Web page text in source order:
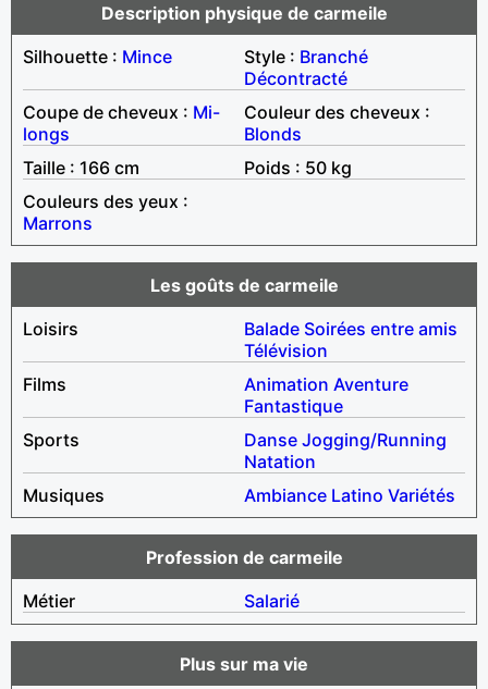
Description physique de carmeile
Silhouette : Mince Style : Branché
Décontracté
Coupe de cheveux : Mi-
longs
Couleur des cheveux :
Blonds
Taille : 166 cm
Poids : 50 kg
Couleurs des yeux :
Marrons
Les goûts de carmeile
Loisirs
Balade Soirées entre amis
Télévision
Films
Animation Aventure
Fantastique
Sports
Danse Jogging/Running
Natation
Musiques
Ambiance Latino Variétés
Profession de carmeile
Métier
Salarié
Plus sur ma vie